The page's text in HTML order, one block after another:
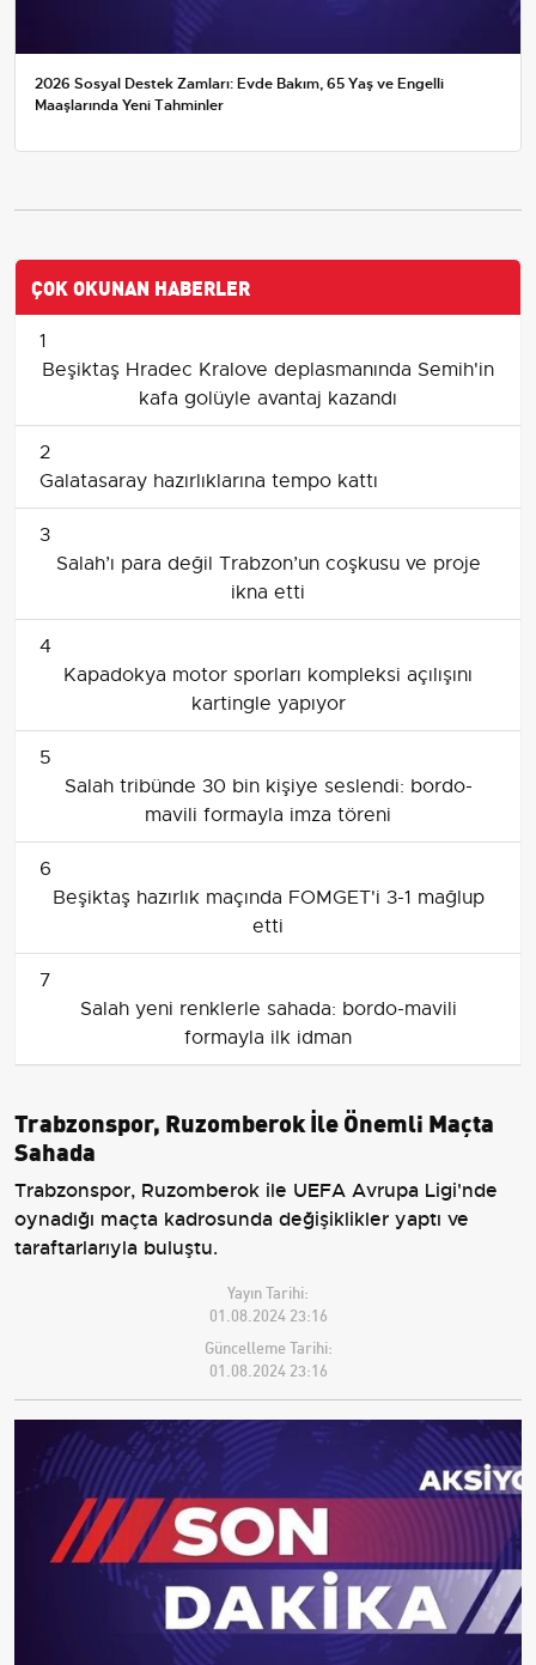
2026 Sosyal Destek Zamları: Evde Bakım, 65 Yaş ve Engelli
Maaşlarında Yeni Tahminler
ÇOK OKUNAN HABERLER
1
Beşiktaş Hradec Kralove deplasmanında Semih'in
kafa golüyle avantaj kazandı
2
Galatasaray hazırlıklarına tempo kattı
3
Salah’ı para değil Trabzon’un coşkusu ve proje
ikna etti
4
Kapadokya motor sporları kompleksi açılışını
kartingle yapıyor
5
Salah tribünde 30 bin kişiye seslendi: bordo-
mavili formayla imza töreni
6
Beşiktaş hazırlık maçında FOMGET'i 3-1 mağlup
etti
7
Salah yeni renklerle sahada: bordo-mavili
formayla ilk idman
Trabzonspor, Ruzomberok İle Önemli Maçta
Sahada
Trabzonspor, Ruzomberok ile UEFA Avrupa Ligi'nde
oynadığı maçta kadrosunda değişiklikler yaptı ve
taraftarlarıyla buluştu.
Yayın Tarihi:
01.08.2024 23:16
Güncelleme Tarihi:
01.08.2024 23:16